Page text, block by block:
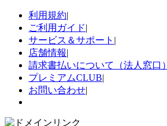
利用規約|
ご利用ガイド|
サービス＆サポート |
店舗情報|
請求書払いについて（法人窓口）
プレミアムCLUB|
お問い合わせ|